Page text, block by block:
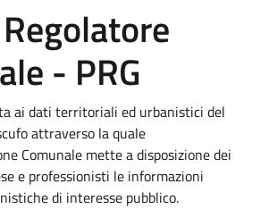
- PRG
ai dati territoriali ed urbanistici del
attraverso la quale
Comunale mette a disposizione dei
e professionisti le informazioni
di interesse pubblico.